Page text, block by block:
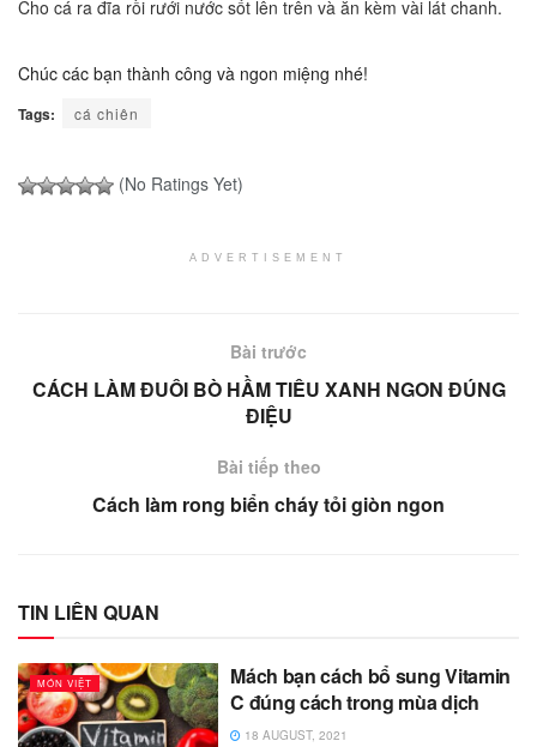
Cho cá ra đĩa rồi rưới nước sốt lên trên và ăn kèm vài lát chanh.
Chúc các bạn thành công và ngon miệng nhé!
Tags: cá chiên
(No Ratings Yet)
ADVERTISEMENT
Bài trước
CÁCH LÀM ĐUÔI BÒ HẦM TIÊU XANH NGON ĐÚNG
ĐIỆU
Bài tiếp theo
Cách làm rong biển cháy tỏi giòn ngon
TIN LIÊN QUAN
MÓN VIỆT
Mách bạn cách bổ sung Vitamin
C đúng cách trong mùa dịch
18 AUGUST, 2021